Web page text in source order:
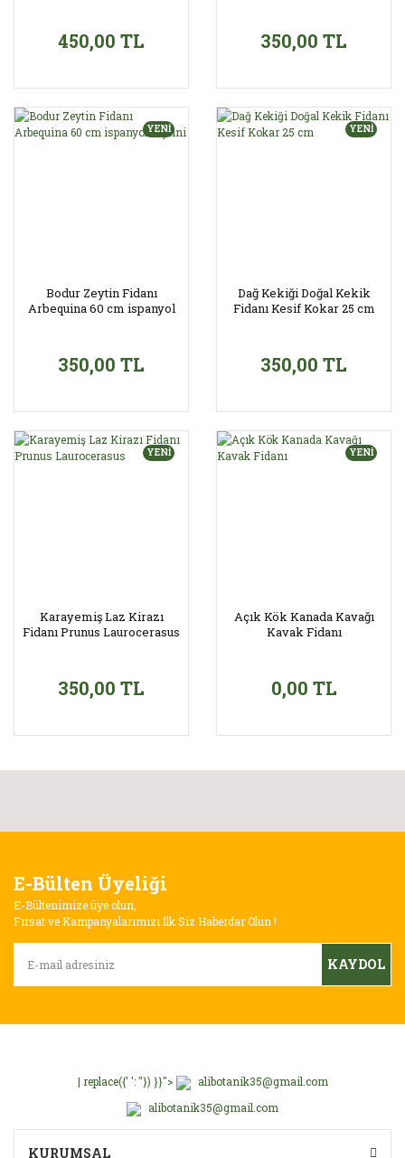
450,00 TL 350,00 TL
YENİ
Bodur Zeytin Fidanı
Arbequina 60 cm ispanyol
350,00 TL
YENİ
Dağ Kekiği Doğal Kekik
Fidanı Kesif Kokar 25 cm
350,00 TL
YENİ
Karayemiş Laz Kirazı
Fidanı Prunus Laurocerasus
350,00 TL
YENİ
Açık Kök Kanada Kavağı
Kavak Fidanı
0,00 TL
E-Bülten Üyeliği
E-Bültenimize üye olun,
Fırsat ve Kampanyalarımızı İlk Siz Haberdar Olun !
KAYDOL
| replace({' ': ''}) }}">
alibotanik35@gmail.com
alibotanik35@gmail.com
KURUMSAL